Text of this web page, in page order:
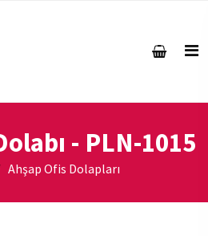
- PLN-1015
Ahşap Ofis Dolapları